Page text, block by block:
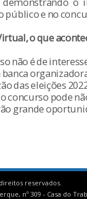
e no
o que
não é de
das eleições 2022
concurso pode
grande
reservados.
nº 309 - Casa do